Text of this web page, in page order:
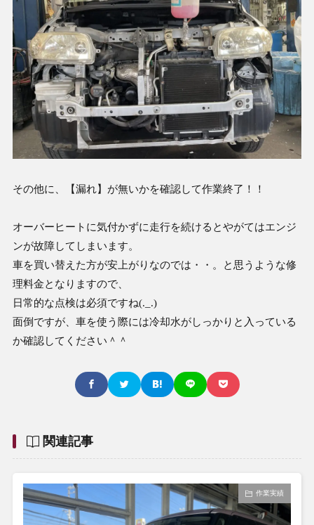
その他に、【漏れ】が無いかを確認して作業終了！！
オーバーヒートに気付かずに走行を続けるとやがてはエンジ
ンが故障してしまいます。
車を買い替えた方が安上がりなのでは・・。と思うような修
理料金となりますので、
日常的な点検は必須ですね(._.)
面倒ですが、車を使う際には冷却水がしっかりと入っている
か確認してください＾＾
関連記事
作業実績